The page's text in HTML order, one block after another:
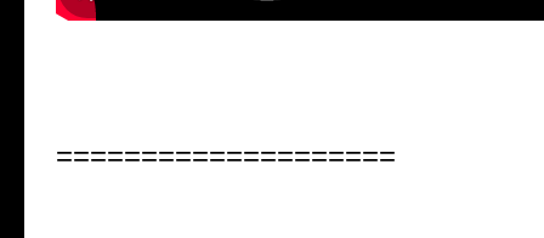
====================